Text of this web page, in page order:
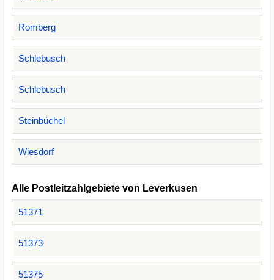
Romberg
Schlebusch
Schlebusch
Steinbüchel
Wiesdorf
Alle Postleitzahlgebiete von Leverkusen
51371
51373
51375